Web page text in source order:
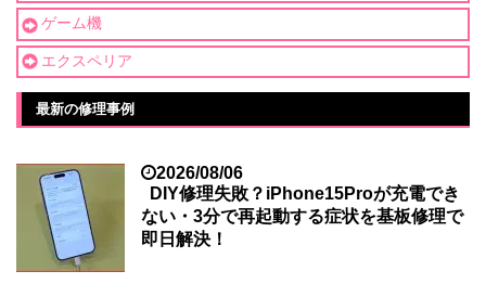
ゲーム機
エクスペリア
最新の修理事例
2026/08/06
DIY修理失敗？iPhone15Proが充電でき
ない・3分で再起動する症状を基板修理で
即日解決！